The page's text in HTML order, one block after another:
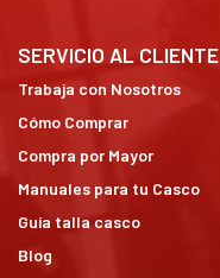
SERVICIO AL CLIENTE
Trabaja con Nosotros
Cómo Comprar
Compra por Mayor
Manuales para tu Casco
Guía talla casco
Blog